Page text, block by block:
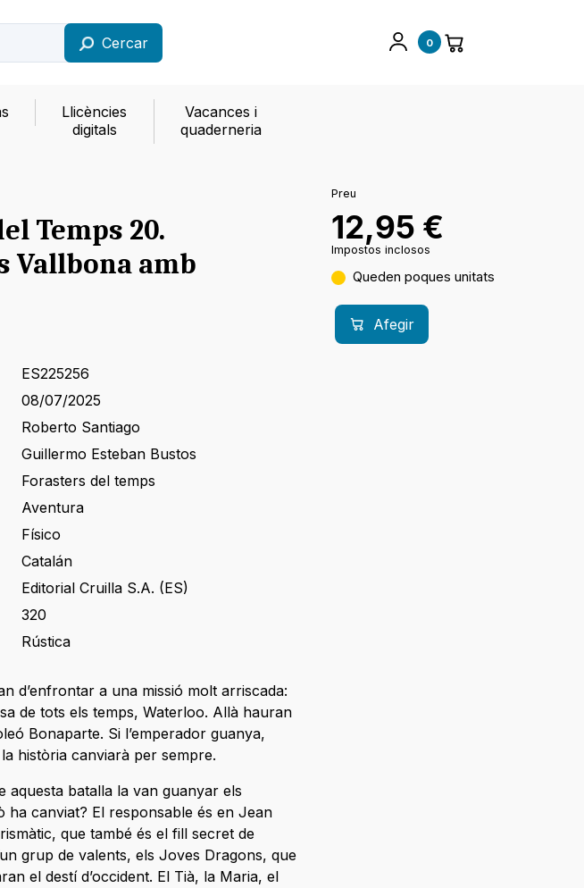
Cercar 0
Llicències
digitals
Vacances i
quaderneria
Temps 20.
Vallbona amb
ES225256
08/07/2025
Roberto Santiago
Guillermo Esteban Bustos
Forasters del temps
Aventura
Físico
Catalán
Editorial Cruilla S.A. (ES)
320
Rústica
d’enfrontar a una missió molt arriscada:
de tots els temps, Waterloo. Allà hauran
Bonaparte. Si l’emperador guanya,
història canviarà per sempre.
aquesta batalla la van guanyar els
ha canviat? El responsable és en Jean
que també és el fill secret de
grup de valents, els Joves Dragons, que
el destí d’occident. El Tià, la Maria, el
Preu
12,95 €
Impostos inclosos
Queden poques unitats
Afegir